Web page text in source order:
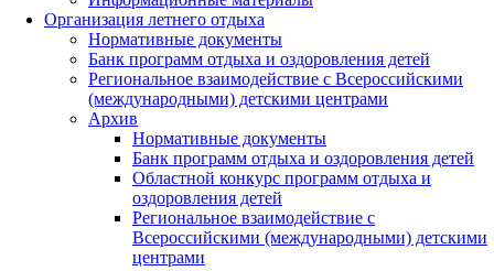
Организация летнего отдыха
Нормативные документы
Банк программ отдыха и оздоровления детей
Региональное взаимодействие с Всероссийскими
(международными) детскими центрами
Архив
Нормативные документы
Банк программ отдыха и оздоровления детей
Областной конкурс программ отдыха и
оздоровления детей
Региональное взаимодействие с
Всероссийскими (международными) детскими
центрами